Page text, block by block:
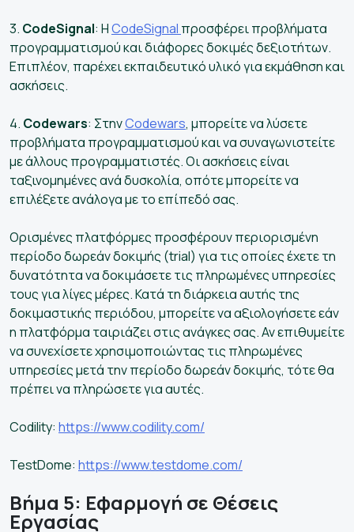
3. CodeSignal: ΗCodeSignal προσφέρει προβλήματα
προγραμματισμού και διάφορες δοκιμές δεξιοτήτων.
Επιπλέον, παρέχει εκπαιδευτικό υλικό για εκμάθηση και
ασκήσεις.
4. Codewars: ΣτηνCodewars, μπορείτε να λύσετε
προβλήματα προγραμματισμού και να συναγωνιστείτε
με άλλους προγραμματιστές. Οι ασκήσεις είναι
ταξινομημένες ανά δυσκολία, οπότε μπορείτε να
επιλέξετε ανάλογα με το επίπεδό σας.
Ορισμένες πλατφόρμες προσφέρουν περιορισμένη
περίοδο δωρεάν δοκιμής (trial) για τις οποίες έχετε τη
δυνατότητα να δοκιμάσετε τις πληρωμένες υπηρεσίες
τους για λίγες μέρες. Κατά τη διάρκεια αυτής της
δοκιμαστικής περιόδου, μπορείτε να αξιολογήσετε εάν
η πλατφόρμα ταιριάζει στις ανάγκες σας. Αν επιθυμείτε
να συνεχίσετε χρησιμοποιώντας τις πληρωμένες
υπηρεσίες μετά την περίοδο δωρεάν δοκιμής, τότε θα
πρέπει να πληρώσετε για αυτές.
Codility: https://www.codility.com/
TestDome: https://www.testdome.com/
Βήμα 5: Εφαρμογή σε Θέσεις
Εργασίας